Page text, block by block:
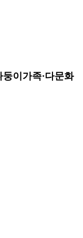
이가족·다문화